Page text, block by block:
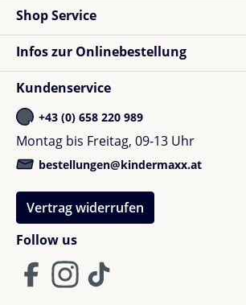
Verified buyer
Good as expected
Follow us
Shop Service
Infos zur Onlinebestellung
Kundenservice
+43 (0) 658 220 989
Montag bis Freitag, 09-13 Uhr
bestellungen@kindermaxx.at
Vertrag widerrufen